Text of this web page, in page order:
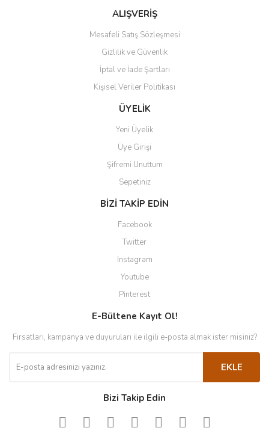
Bu ürüne benzer farklı alternatifler olmalı.
Gönder
ALIŞVERİŞ
Mesafeli Satış Sözleşmesi
Gizlilik ve Güvenlik
İptal ve İade Şartları
Kişisel Veriler Politikası
ÜYELİK
Yeni Üyelik
Üye Girişi
Şifremi Unuttum
Sepetiniz
BİZİ TAKİP EDİN
Facebook
Twitter
Instagram
Youtube
Pinterest
E-Bültene Kayıt Ol!
Fırsatları, kampanya ve duyuruları ile ilgili e-posta almak ister misiniz?
EKLE
Bizi Takip Edin